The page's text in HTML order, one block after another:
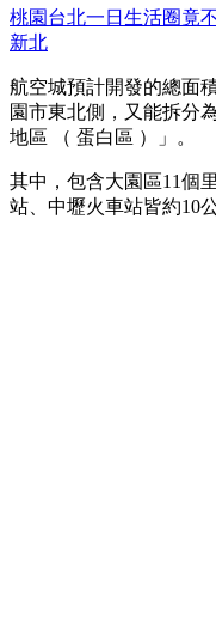
桃園台北一日生活圈竟
新北
航空城預計開發的總面
園市東北側，又能拆分
地區 （ 蛋白區 ）」。
其中，包含大園區11個
站、中壢火車站皆約10